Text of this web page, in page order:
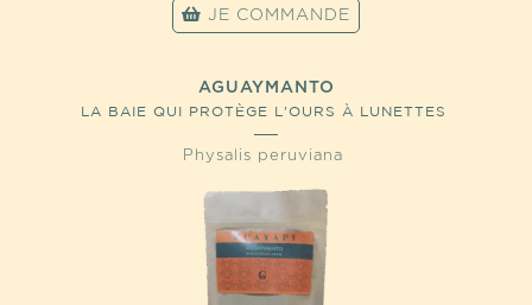
JE COMMANDE
AGUAYMANTO
LA BAIE QUI PROTÈGE L'OURS À LUNETTES
Physalis peruviana